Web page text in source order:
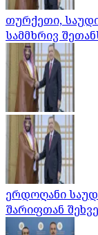
თურქეთი,
სამმხრივ
ერდოღანი
შარიფთან